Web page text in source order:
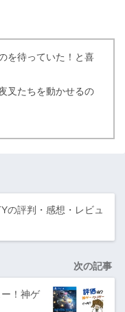
を待っていた！と喜
叉たちを動かせるの
の評判・感想・レビュ
次の記事
！神ゲ